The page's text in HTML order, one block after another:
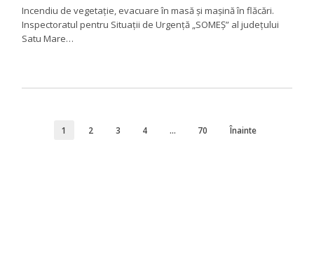
Incendiu de vegetație, evacuare în masă și mașină în flăcări.
Inspectoratul pentru Situații de Urgență „SOMEȘ” al județului
Satu Mare…
1 2 3 4 … 70 Înainte